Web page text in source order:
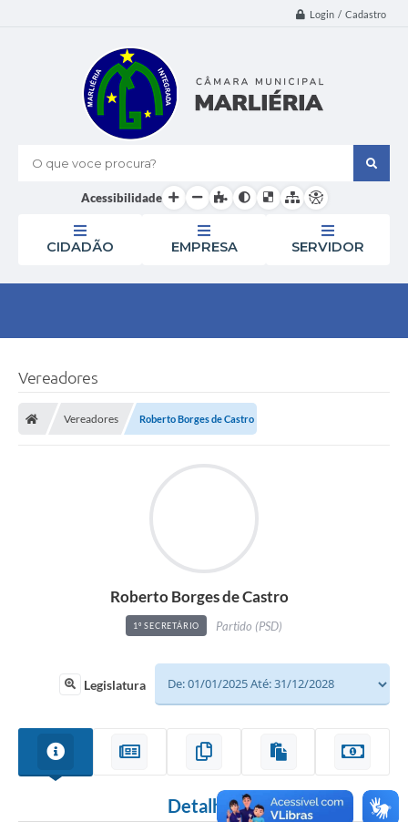
Login / Cadastro
O que voce procura?
Acessibilidade
CIDADÃO EMPRESA SERVIDOR
Vereadores
Vereadores Roberto Borges de Castro
Roberto Borges de Castro
1º SECRETÁRIO Partido (PSD)
Legislatura
Detalhes